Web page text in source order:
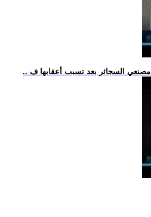
السجائر بعد تسبب أعقابها ف